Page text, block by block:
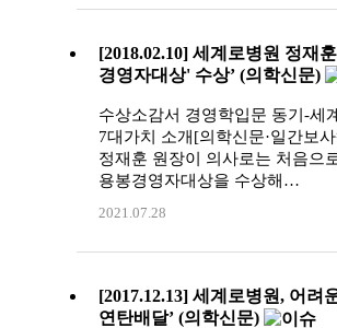
[2018.02.10] 세계로병원 정재
경영자대상' 수상’ (의학신문)
수상소감서 경영학입문 동기-세
7대가치 소개[의학신문·일간보
정재훈 원장이 의사로는 처음으
용봉경영자대상을 수상해…
2021.07.28
[2017.12.13] 세계로병원, 어려
연탄배달’ (의학신문)